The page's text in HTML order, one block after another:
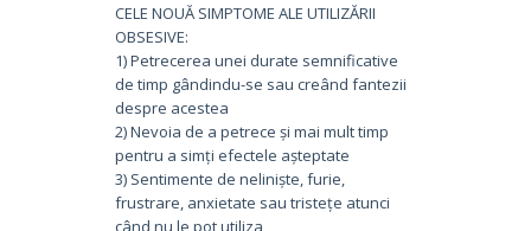
CELE NOUĂ SIMPTOME ALE UTILIZĂRII
OBSESIVE:
1) Petrecerea unei durate semnificative
de timp gândindu-se sau creând fantezii
despre acestea
2) Nevoia de a petrece și mai mult timp
pentru a simți efectele așteptate
3) Sentimente de neliniște, furie,
frustrare, anxietate sau tristețe atunci
când nu le pot utiliza